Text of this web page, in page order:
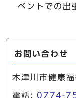
ベントでの出
お問い合わせ
木津川市健康
電話: 0774-